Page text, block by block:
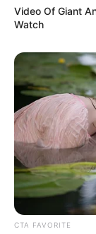
Video Of Giant
Watch
CTA FAVORITE